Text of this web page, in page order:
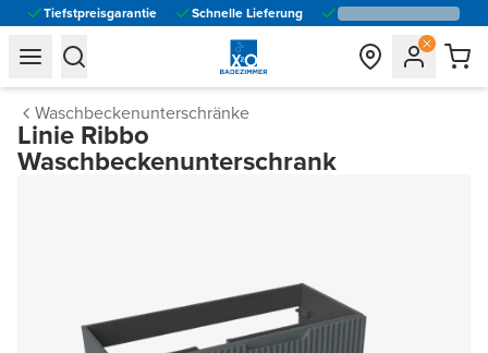
Tiefstpreisgarantie Schnelle Lieferung
general.navigation.toggle_menu.label
general.navigation.toggle_menu.label
Waschbeckenunterschränke
Linie Ribbo
Waschbeckenunterschrank